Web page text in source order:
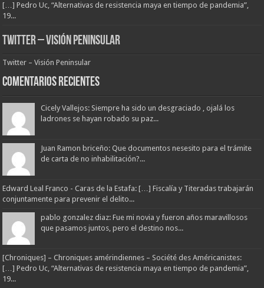
[…] Pedro Uc, “Alternativas de resistencia maya en tiempo de pandemia”,
19...
Twitter – Visión Peninsular
Twitter – Visión Peninsular
Comentarios Recientes
Cicely Vallejos: Siempre ha sido un desgraciado , ojalá los
ladrones se hayan robado su paz...
Juan Ramon briceño: Que documentos nesesito para el trámite
de carta de no inhabilitación?...
Edward Leal Franco - Caras de la Estafa: […] Fiscalía y Titeradas trabajarán
conjuntamente para prevenir el delito...
pablo gonzalez diaz: Fue mi novia y fueron años maravillosos
que pasamos juntos, pero el destino nos...
[Chroniques] – Chroniques amérindiennes – Société des Américanistes:
[…] Pedro Uc, “Alternativas de resistencia maya en tiempo de pandemia”,
19...